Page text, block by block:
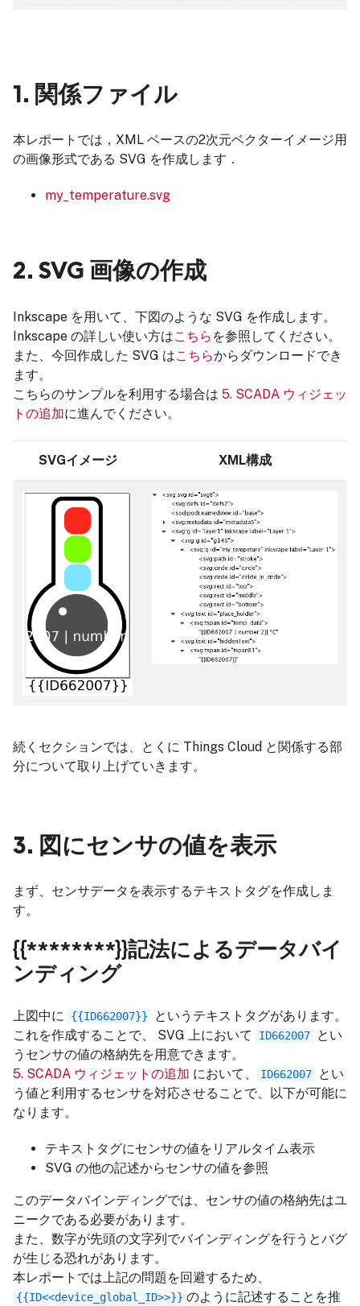
1. 関係ファイル
本レポートでは，XML ベースの2次元ベクターイメージ用
の画像形式である SVG を作成します．
my_temperature.svg
2. SVG 画像の作成
Inkscape を用いて、下図のような SVG を作成します。
Inkscape の詳しい使い方はこちら を参照してください。
また、今回作成した SVG はこちらからダウンロードでき
ます。
こちらのサンプルを利用する場合は 5. SCADA ウィジェッ
トの追加に進んでください。
SVGイメージ XML構成
続くセクションでは、とくに Things Cloud と関係する部
分について取り上げていきます。
3. 図にセンサの値を表示
まず、センサデータを表示するテキストタグを作成しま
す。
{{********}}記法によるデータバイ
ンディング
上図中に {{ID662007}}
というテキストタグがあります。
これを作成することで、 SVG 上において
ID662007
とい
うセンサの値の格納先を用意できます。
5. SCADA ウィジェットの追加 において、 ID662007
とい
う値と利用するセンサを対応させることで、以下が可能に
なります。
テキストタグにセンサの値をリアルタイム表示
SVG の他の記述からセンサの値を参照
このデータバインディングでは、センサの値の格納先はユ
ニークである必要があります。
また、数字が先頭の文字列でバインディングを行うとバグ
が生じる恐れがあります。
本レポートでは上記の問題を回避するため、
{{ID<<device_global_ID>>}} のように記述することを推